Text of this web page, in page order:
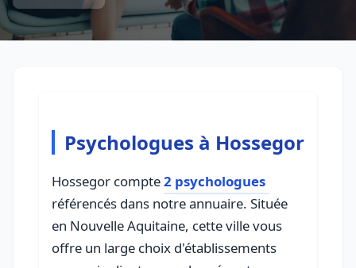
Psychologues à Hossegor
Hossegor compte2 psychologues
référencés dans notre annuaire. Située
en Nouvelle Aquitaine, cette ville vous
offre un large choix d'établissements